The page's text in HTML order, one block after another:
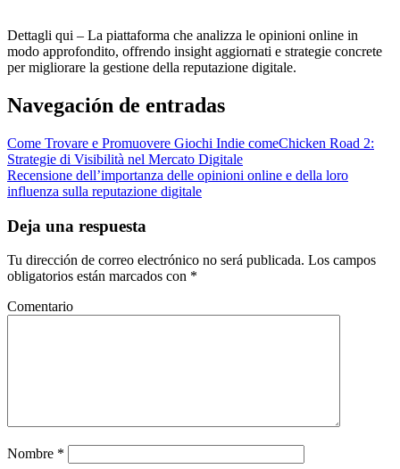
Dettagli qui – La piattaforma che analizza le opinioni online in
modo approfondito, offrendo insight aggiornati e strategie concrete
per migliorare la gestione della reputazione digitale.
Navegación de entradas
Come Trovare e Promuovere Giochi Indie comeChicken Road 2:
Strategie di Visibilità nel Mercato Digitale
Recensione dell’importanza delle opinioni online e della loro
influenza sulla reputazione digitale
Deja una respuesta
Tu dirección de correo electrónico no será publicada. Los campos
obligatorios están marcados con *
Comentario
Nombre *